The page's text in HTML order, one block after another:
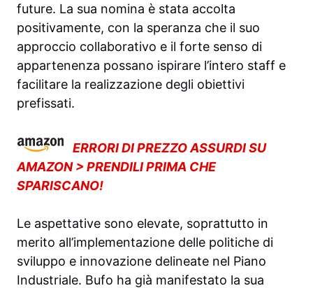
future. La sua nomina è stata accolta
positivamente, con la speranza che il suo
approccio collaborativo e il forte senso di
appartenenza possano ispirare l’intero staff e
facilitare la realizzazione degli obiettivi
prefissati.
ERRORI DI PREZZO ASSURDI SU
AMAZON > PRENDILI PRIMA CHE
SPARISCANO!
Le aspettative sono elevate, soprattutto in
merito all’implementazione delle politiche di
sviluppo e innovazione delineate nel Piano
Industriale. Bufo ha già manifestato la sua